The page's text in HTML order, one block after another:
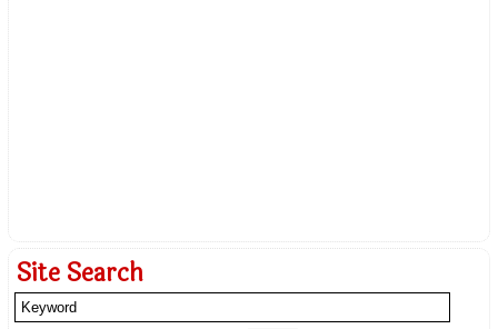
Site Search